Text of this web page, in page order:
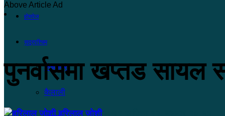
होमपेज
सुदूरपश्चिम
कंचनपुर
कैलाली
Above Article Ad
पुनर्वासमा खप्तड सायल
हरिलाल जोशी२०७९ आश्विन १२, बुधबार १०:५३